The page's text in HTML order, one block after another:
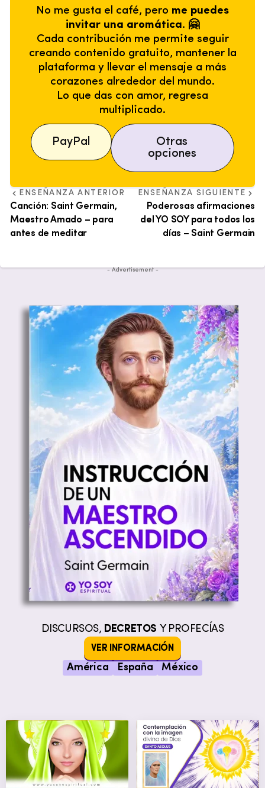
No me gusta el café, pero me puedes
invitar una aromática. 🤗
Cada contribución me permite seguir
creando contenido gratuito, mantener la
plataforma y llevar el mensaje a más
corazones alrededor del mundo.
Lo que das con amor, regresa
multiplicado.
PayPal
Otras
opciones
ENSEÑANZA ANTERIOR
Canción: Saint Germain,
Maestro Amado – para
antes de meditar
ENSEÑANZA SIGUIENTE
Poderosas afirmaciones
del YO SOY para todos los
días – Saint Germain
- Advertisement -
DISCURSOS, DECRETOS Y PROFECÍAS
VER INFORMACIÓN
América España México